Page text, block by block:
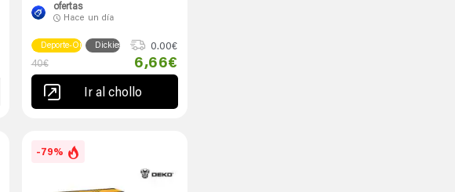
ofertas
Hace un día
Deporte-Outlet Dickies
0.00€
40€
6,66€
Ir al chollo
-79%